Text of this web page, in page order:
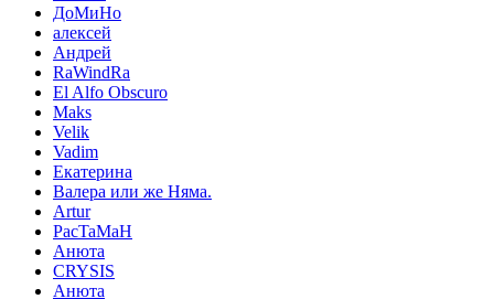
ДоМиНо
алексей
Андрей
RaWindRa
El Alfo Obscuro
Maks
Velik
Vadim
Екатерина
Валера или же Няма.
Artur
PacTaMaH
Анюта
CRYSIS
Анюта